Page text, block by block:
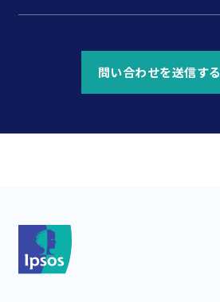
*
問い合わせを送信する